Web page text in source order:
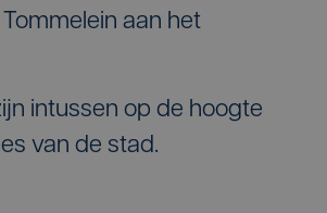
aan het
intussen op de hoogte
van de stad.